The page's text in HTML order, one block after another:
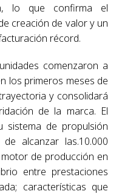
lo que confirma el
creación de valor y un
récord.
comenzaron a
los primeros meses de
y consolidará
de la marca. El
sistema de propulsión
alcanzar las.10.000
de producción en
entre prestaciones
características que